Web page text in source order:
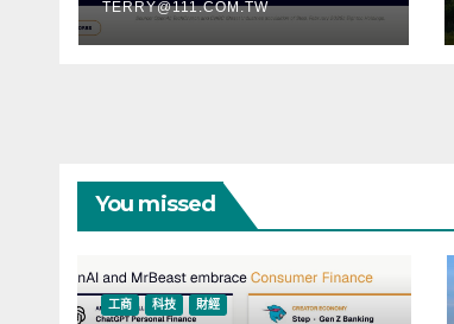
Beast Industries、超
過 11,000 枚以太幣
TERRY@111.COM.TW
You missed
工商 科技 財經